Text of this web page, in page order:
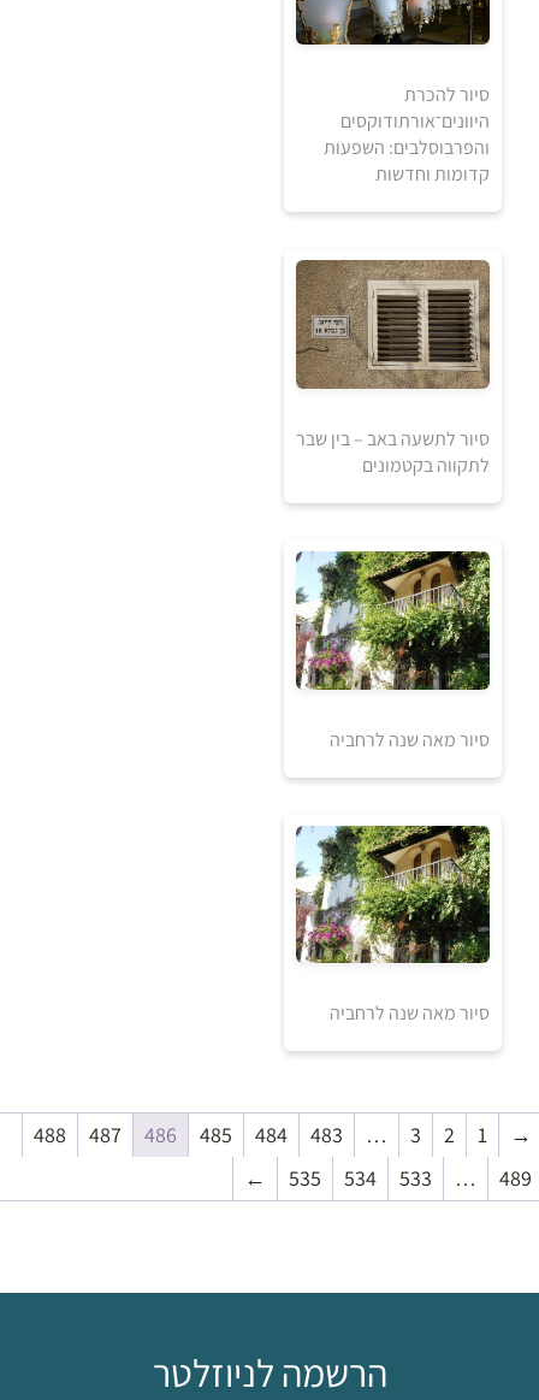
5
₪
5
₪
למידע ולרכישה
סיור להכרת
היוונים־אורתודוקסים
והפרבוסלבים: השפעות
קדומות וחדשות
20
₪
למידע ולרכישה
סיור לתשעה באב – בין שבר
לתקווה בקטמונים
20
למידע ולרכישה
סיור מאה שנה לרחביה
20
סיור מאה שנה לרחביה
→
1
2
3
…
483
484
485
486
487
488
489
…
533
534
535
←
הרשמה לניוזלטר